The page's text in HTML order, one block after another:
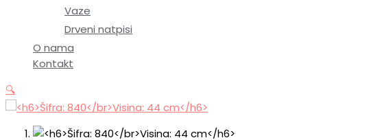
Vaze
Drveni natpisi
O nama
Kontakt
🔍